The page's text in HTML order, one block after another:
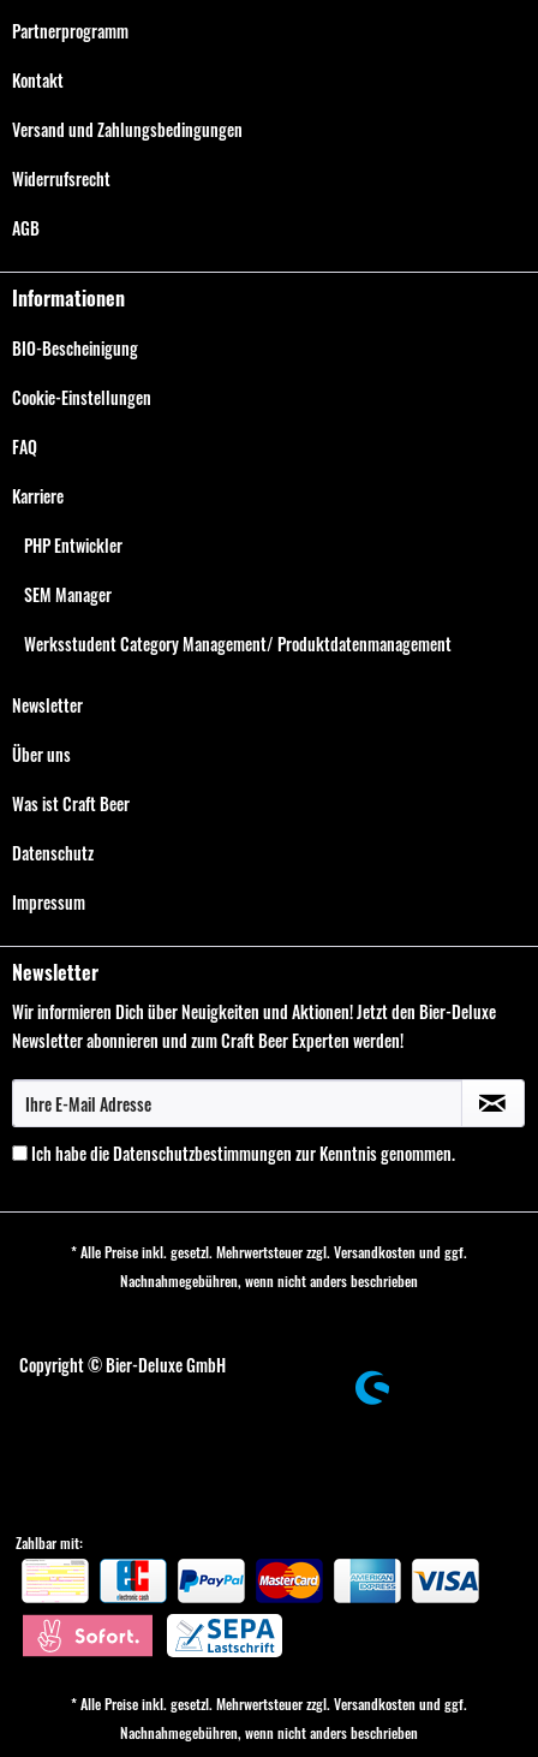
Partnerprogramm
Kontakt
Versand und Zahlungsbedingungen
Widerrufsrecht
AGB
Informationen
BIO-Bescheinigung
Cookie-Einstellungen
FAQ
Karriere
PHP Entwickler
SEM Manager
Werksstudent Category Management/ Produktdatenmanagement
Newsletter
Über uns
Was ist Craft Beer
Datenschutz
Impressum
Newsletter
Wir informieren Dich über Neuigkeiten und Aktionen! Jetzt den Bier-Deluxe
Newsletter abonnieren und zum Craft Beer Experten werden!
Ich habe dieDatenschutzbestimmungenzur Kenntnis genommen.
* Alle Preise inkl. gesetzl. Mehrwertsteuer zzgl. Versandkostenund ggf.
Nachnahmegebühren, wenn nicht anders beschrieben
Copyright © Bier-Deluxe GmbH
Zahlbar mit:
* Alle Preise inkl. gesetzl. Mehrwertsteuer zzgl. Versandkostenund ggf.
Nachnahmegebühren, wenn nicht anders beschrieben